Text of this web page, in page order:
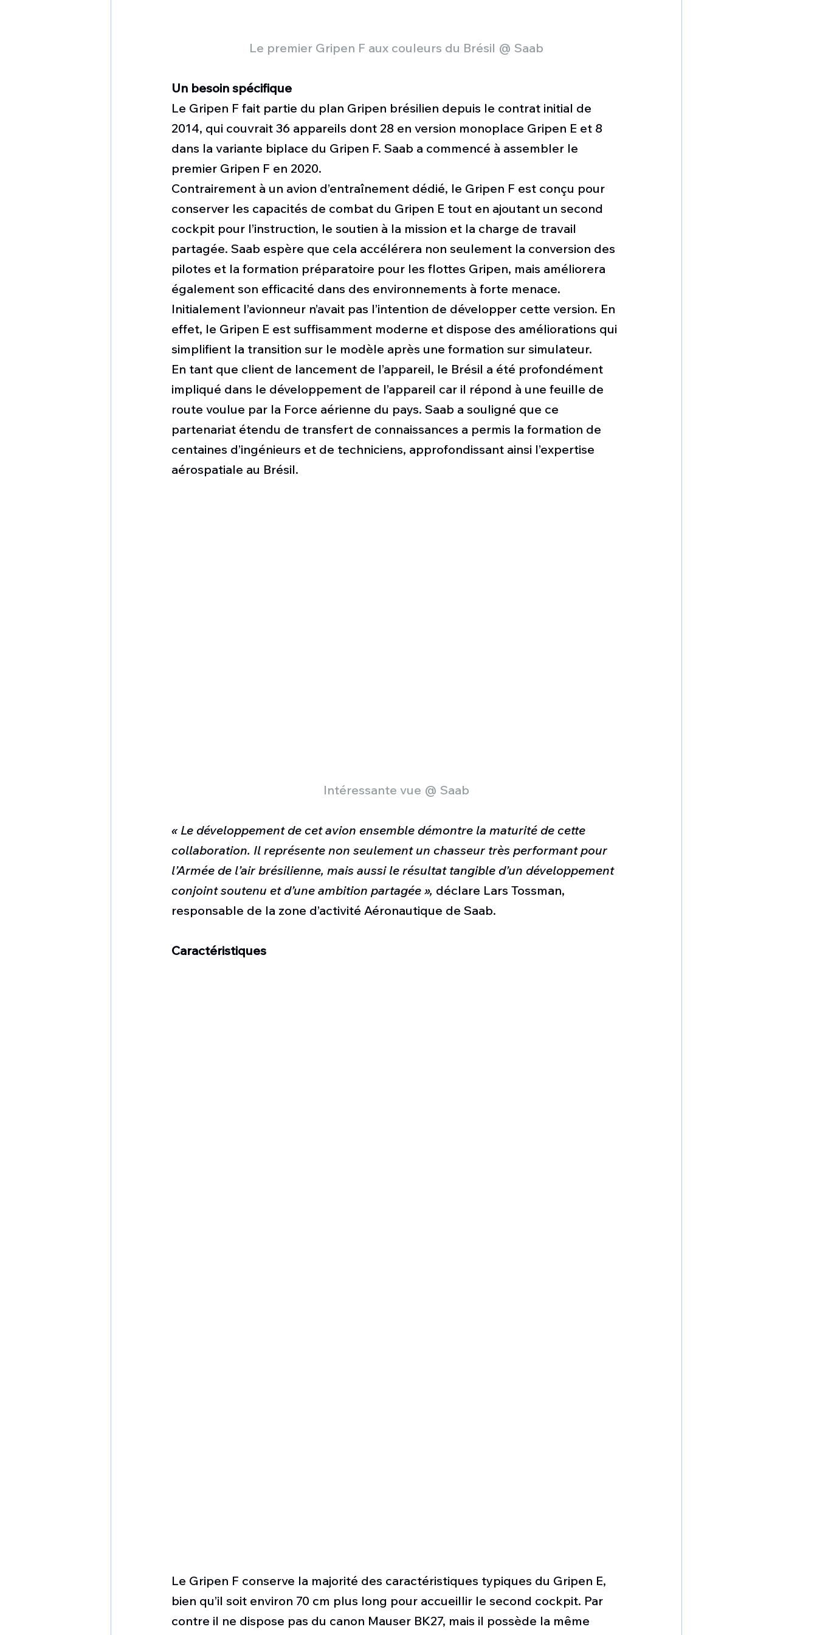
Le premier Gripen F aux couleurs du Brésil @ Saab
Un besoin spécifique
Le Gripen F fait partie du plan Gripen brésilien depuis le contrat initial de
2014, qui couvrait 36 appareils dont 28 en version monoplace Gripen E et 8
dans la variante biplace du Gripen F. Saab a commencé à assembler le
premier Gripen F en 2020.
Contrairement à un avion d’entraînement dédié, le Gripen F est conçu pour
conserver les capacités de combat du Gripen E tout en ajoutant un second
cockpit pour l’instruction, le soutien à la mission et la charge de travail
partagée. Saab espère que cela accélérera non seulement la conversion des
pilotes et la formation préparatoire pour les flottes Gripen, mais améliorera
également son efficacité dans des environnements à forte menace.
Initialement l’avionneur n’avait pas l’intention de développer cette version. En
effet, le Gripen E est suffisamment moderne et dispose des améliorations qui
simplifient la transition sur le modèle après une formation sur simulateur.
En tant que client de lancement de l’appareil, le Brésil a été profondément
impliqué dans le développement de l’appareil car il répond à une feuille de
route voulue par la Force aérienne du pays. Saab a souligné que ce
partenariat étendu de transfert de connaissances a permis la formation de
centaines d’ingénieurs et de techniciens, approfondissant ainsi l’expertise
aérospatiale au Brésil.
Intéressante vue @ Saab
« Le développement de cet avion ensemble démontre la maturité de cette
collaboration. Il représente non seulement un chasseur très performant pour
l’Armée de l’air brésilienne, mais aussi le résultat tangible d’un développement
conjoint soutenu et d’une ambition partagée », déclare Lars Tossman,
responsable de la zone d’activité Aéronautique de Saab.
Caractéristiques
Le Gripen F conserve la majorité des caractéristiques typiques du Gripen E,
bien qu’il soit environ 70 cm plus long pour accueillir le second cockpit. Par
contre il ne dispose pas du canon Mauser BK27, mais il possède la même